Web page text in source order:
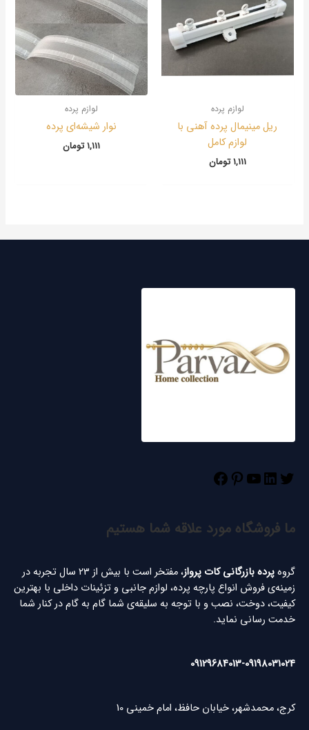
لوازم پرده
ریل مینیمال پرده آهنی با
لوازم کامل
1,111 تومان
لوازم پرده
نوار شیشه‌ای پرده
1,111تومان
ما فروشگاه مورد علاقه شما هستیم
گروهپرده بازرگانی کات پرواز
، مفتخر است با بیش از 23 سال تجربه در
زمینه‌ی فروش انواع پارچه پرده، لوازم جانبی و تزئینات داخلی با بهترین
کیفیت، دوخت، نصب و با توجه به سلیقه‌ی شما گام به گام در کنار شما
خدمت رسانی نماید.
09129684013-09198031024
کرج، محمدشهر، خیابان حافظ، امام خمینی 10